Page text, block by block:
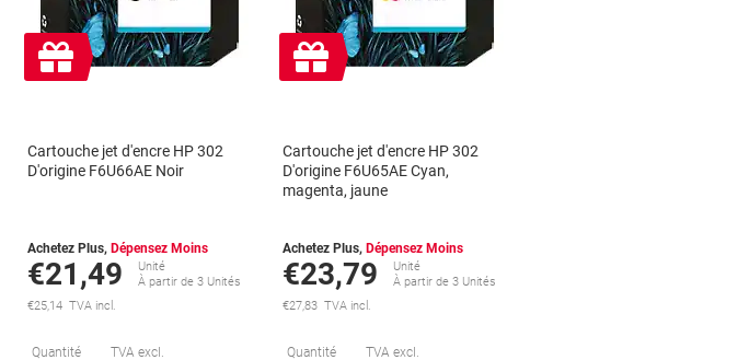
Économies
Cadeau
gratuit
Cartouche jet d'encre HP 302
D'origine F6U66AE Noir
Achetez Plus, Dépensez Moins
€21,49
Unité
À partir de 3 Unités
€25,14 TVA incl.
Quantité TVA excl. Économies
Cadeau
gratuit
Cartouche jet d'encre HP 302
D'origine F6U65AE Cyan,
magenta, jaune
Achetez Plus, Dépensez Moins
€23,79
Unité
À partir de 3 Unités
€27,83 TVA incl.
Quantité TVA excl.